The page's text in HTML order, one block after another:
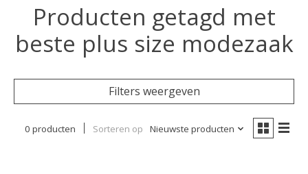
Producten getagd met
beste plus size modezaak
Filters weergeven
0 producten Sorteren op Nieuwste producten